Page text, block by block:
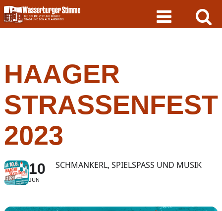
Skip
to
content
HAAGER
STRASSENFEST 2
023
10
JUN
SCHMANKERL, SPIELSPASS UND MUSIK